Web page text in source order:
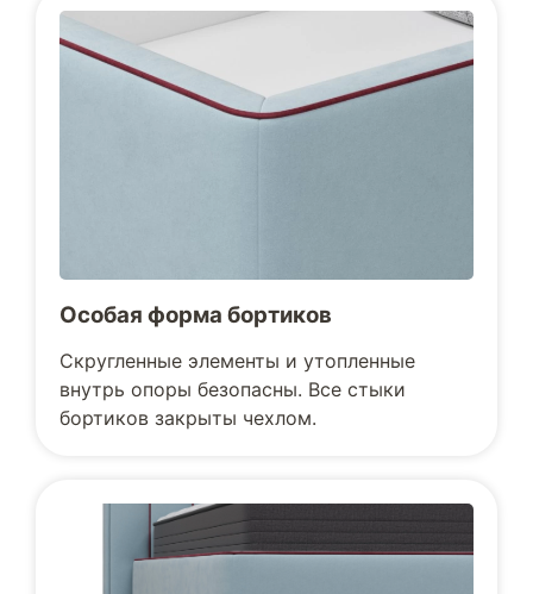
Особая форма бортиков
Скругленные элементы и утопленные
внутрь опоры безопасны. Все стыки
бортиков закрыты чехлом.